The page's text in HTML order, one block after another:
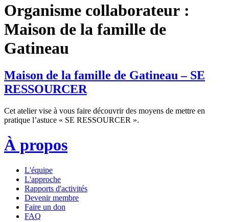
Organisme collaborateur :
Maison de la famille de
Gatineau
Maison de la famille de Gatineau – SE
RESSOURCER
Cet atelier vise à vous faire découvrir des moyens de mettre en
pratique l’astuce « SE RESSOURCER ».
À propos
L'équipe
L'approche
Rapports d'activités
Devenir membre
Faire un don
FAQ